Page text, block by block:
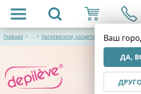
Ваш
ДА,
Главная > ... > Нагреватели, косметика и средства